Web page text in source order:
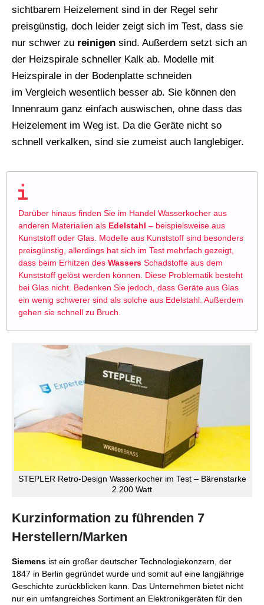
sichtbarem Heizelement sind in der Regel sehr
preisgünstig, doch leider zeigt sich im Test, dass sie
nur schwer zu reinigen sind. Außerdem setzt sich an
der Heizspirale schneller Kalk ab. Modelle mit
Heizspirale in der Bodenplatte schneiden
im Vergleich wesentlich besser ab. Sie können den
Innenraum ganz einfach auswischen, ohne dass das
Heizelement im Weg ist. Da die Geräte nicht so
schnell verkalken, sind sie zumeist auch langlebiger.
Darüber hinaus finden Sie im Handel Wasserkocher aus
anderen Materialien als Edelstahl – beispielsweise aus
Kunststoff oder Glas. Modelle aus Kunststoff sind besonders
preisgünstig, allerdings hat sich im Test mehrfach gezeigt,
dass beim Erhitzen des Wassers Schadstoffe aus dem
Kunststoff gelöst werden können. Diese Problematik besteht
bei Glas nicht. Bedenken Sie jedoch, dass Geräte aus Glas
ein wenig schwerer sind als solche aus Edelstahl. Außerdem
gehen sie schnell zu Bruch.
STEPLER Retro-Design Wasserkocher im Test – Bärenstarke
2.200 Watt
Kurzinformation zu führenden 7
Herstellern/Marken
Siemens ist ein großer deutscher Technologiekonzern, der
1847 in Berlin gegründet wurde und somit auf eine langjährige
Geschichte zurückblicken kann. Das Unternehmen bietet nicht
nur ein umfangreiches Sortiment an Elektronikgeräten für den